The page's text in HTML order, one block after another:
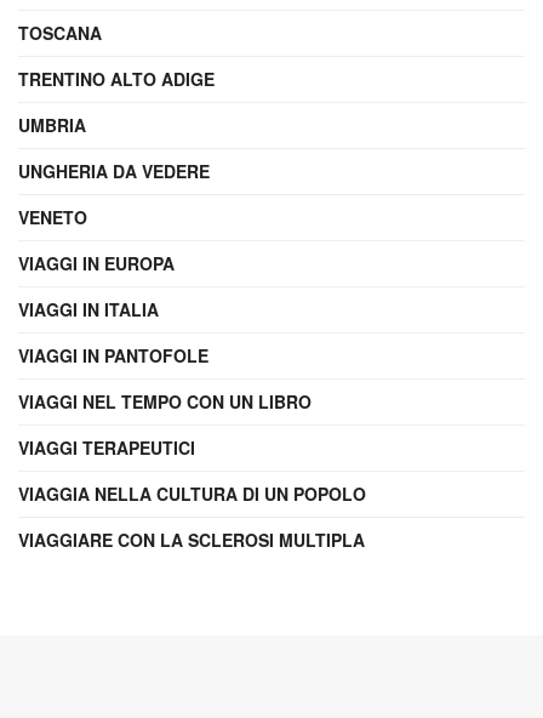
TOSCANA
TRENTINO ALTO ADIGE
UMBRIA
UNGHERIA DA VEDERE
VENETO
VIAGGI IN EUROPA
VIAGGI IN ITALIA
VIAGGI IN PANTOFOLE
VIAGGI NEL TEMPO CON UN LIBRO
VIAGGI TERAPEUTICI
VIAGGIA NELLA CULTURA DI UN POPOLO
VIAGGIARE CON LA SCLEROSI MULTIPLA